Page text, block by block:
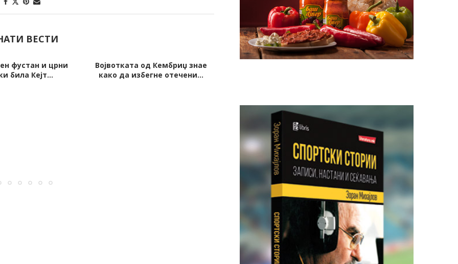
ВЕСТИ
од Кембриџ знае
отечени...
Адриана Лима открива 10
совети за природна убавина...